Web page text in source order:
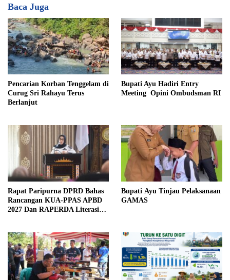
Baca Juga
Pencarian Korban Tenggelam di
Curug Sri Rahayu Terus
Berlanjut
Bupati Ayu Hadiri Entry
Meeting Opini Ombudsman RI
Rapat Paripurna DPRD Bahas
Rancangan KUA-PPAS APBD
2027 Dan RAPERDA Literasi
Bupati Ayu Tinjau Pelaksanaan
GAMAS